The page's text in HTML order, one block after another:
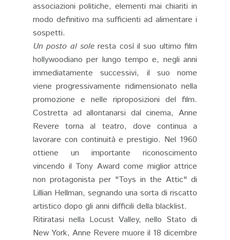
associazioni politiche, elementi mai chiariti in
modo definitivo ma sufficienti ad alimentare i
sospetti.
Un posto al sole resta così il suo ultimo film
hollywoodiano per lungo tempo e, negli anni
immediatamente successivi, il suo nome
viene progressivamente ridimensionato nella
promozione e nelle riproposizioni del film.
Costretta ad allontanarsi dal cinema, Anne
Revere torna al teatro, dove continua a
lavorare con continuità e prestigio. Nel 1960
ottiene un importante riconoscimento
vincendo il Tony Award come miglior attrice
non protagonista per "Toys in the Attic" di
Lillian Hellman, segnando una sorta di riscatto
artistico dopo gli anni difficili della blacklist.
Ritiratasi nella Locust Valley, nello Stato di
New York, Anne Revere muore il 18 dicembre